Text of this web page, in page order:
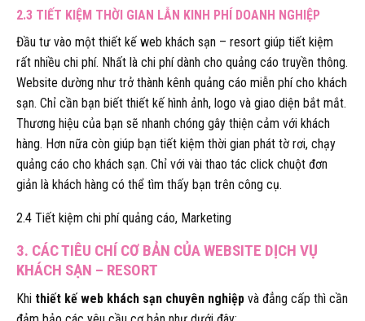
2.3 TIẾT KIỆM THỜI GIAN LẪN KINH PHÍ DOANH NGHIỆP
Đầu tư vào một thiết kế web khách sạn – resort giúp tiết kiệm
rất nhiều chi phí. Nhất là chi phí dành cho quảng cáo truyền thông.
Website dường như trở thành kênh quảng cáo miễn phí cho khách
sạn. Chỉ cần bạn biết thiết kế hình ảnh, logo và giao diện bắt mắt.
Thương hiệu của bạn sẽ nhanh chóng gây thiện cảm với khách
hàng. Hơn nữa còn giúp bạn tiết kiệm thời gian phát tờ rơi, chạy
quảng cáo cho khách sạn. Chỉ với vài thao tác click chuột đơn
giản là khách hàng có thể tìm thấy bạn trên công cụ.
2.4 Tiết kiệm chi phí quảng cáo, Marketing
3. CÁC TIÊU CHÍ CƠ BẢN CỦA WEBSITE DỊCH VỤ
KHÁCH SẠN – RESORT
Khi thiết kế web khách sạn chuyên nghiệp và đẳng cấp thì cần